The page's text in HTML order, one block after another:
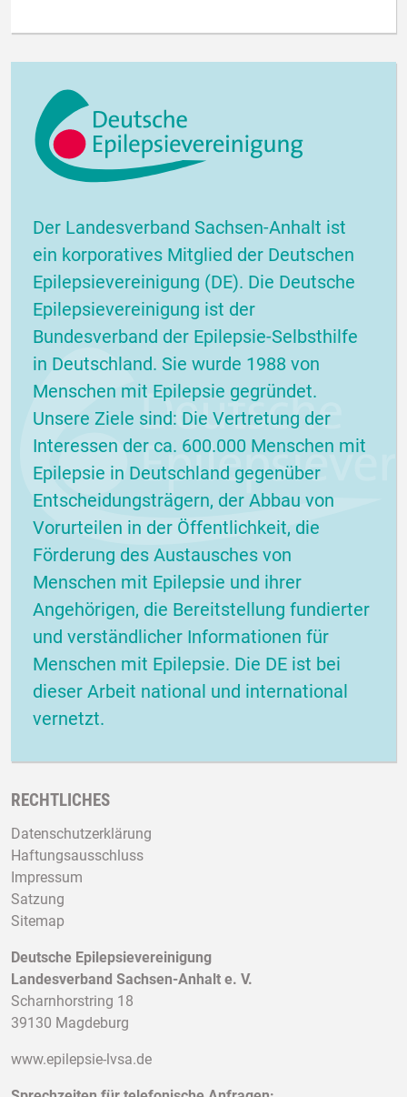
Der Landesverband Sachsen-Anhalt ist
ein korporatives Mitglied der Deutschen
Epilepsievereinigung (DE). Die Deutsche
Epilepsievereinigung ist der
Bundesverband der Epilepsie-Selbsthilfe
in Deutschland. Sie wurde 1988 von
Menschen mit Epilepsie gegründet.
Unsere Ziele sind: Die Vertretung der
Interessen der ca. 600.000 Menschen mit
Epilepsie in Deutschland gegenüber
Entscheidungsträgern, der Abbau von
Vorurteilen in der Öffentlichkeit, die
Förderung des Austausches von
Menschen mit Epilepsie und ihrer
Angehörigen, die Bereitstellung fundierter
und verständlicher Informationen für
Menschen mit Epilepsie. Die DE ist bei
dieser Arbeit national und international
vernetzt.
RECHTLICHES
Datenschutzerklärung
Haftungsausschluss
Impressum
Satzung
Sitemap
Deutsche Epilepsievereinigung
Landesverband Sachsen-Anhalt e. V.
Scharnhorstring 18
39130 Magdeburg
www.epilepsie-lvsa.de